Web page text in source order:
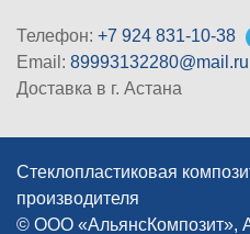
Телефон: +7 924 831-10-38
Email: 89993132280@mail.ru
Доставка в г. Астана
Стеклопластиковая
производителя
© ООО «АльянсКомпозит»,